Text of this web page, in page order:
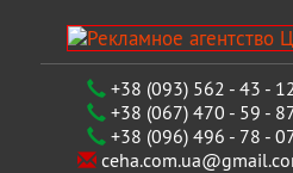
+38 (093) 562 - 43 - 12
+38 (067) 470 - 59 -
+38 (096) 496 - 78 -